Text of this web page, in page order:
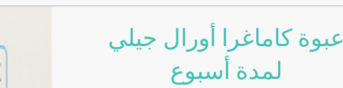
عبوة كاماغرا أورال جيلي
لمدة أسبوع